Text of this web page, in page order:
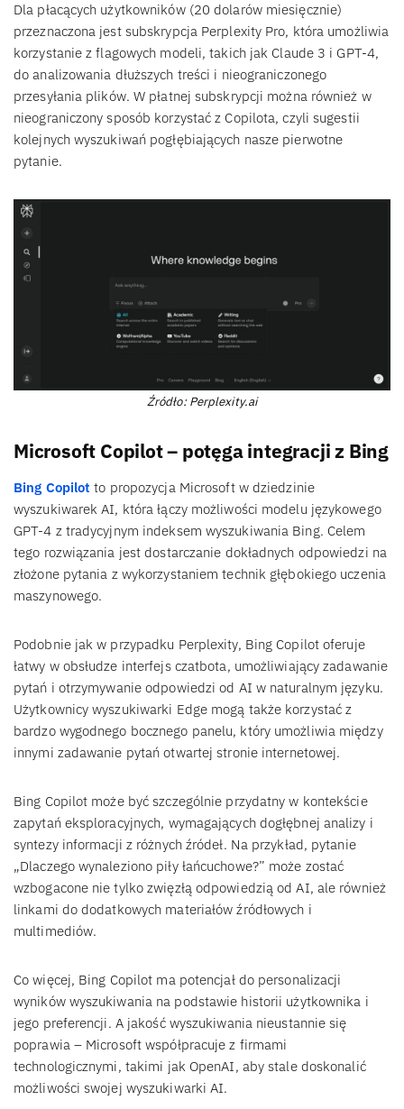
Dla płacących użytkowników (20 dolarów miesięcznie)
przeznaczona jest subskrypcja Perplexity Pro, która umożliwia
korzystanie z flagowych modeli, takich jak Claude 3 i GPT-4,
do analizowania dłuższych treści i nieograniczonego
przesyłania plików. W płatnej subskrypcji można również w
nieograniczony sposób korzystać z Copilota, czyli sugestii
kolejnych wyszukiwań pogłębiających nasze pierwotne
pytanie.
Źródło: Perplexity.ai
Microsoft Copilot – potęga integracji z Bing
Bing Copilot to propozycja Microsoft w dziedzinie
wyszukiwarek AI, która łączy możliwości modelu językowego
GPT-4 z tradycyjnym indeksem wyszukiwania Bing. Celem
tego rozwiązania jest dostarczanie dokładnych odpowiedzi na
złożone pytania z wykorzystaniem technik głębokiego uczenia
maszynowego.
Podobnie jak w przypadku Perplexity, Bing Copilot oferuje
łatwy w obsłudze interfejs czatbota, umożliwiający zadawanie
pytań i otrzymywanie odpowiedzi od AI w naturalnym języku.
Użytkownicy wyszukiwarki Edge mogą także korzystać z
bardzo wygodnego bocznego panelu, który umożliwia między
innymi zadawanie pytań otwartej stronie internetowej.
Bing Copilot może być szczególnie przydatny w kontekście
zapytań eksploracyjnych, wymagających dogłębnej analizy i
syntezy informacji z różnych źródeł. Na przykład, pytanie
„Dlaczego wynaleziono piły łańcuchowe?” może zostać
wzbogacone nie tylko zwięzłą odpowiedzią od AI, ale również
linkami do dodatkowych materiałów źródłowych i
multimediów.
Co więcej, Bing Copilot ma potencjał do personalizacji
wyników wyszukiwania na podstawie historii użytkownika i
jego preferencji. A jakość wyszukiwania nieustannie się
poprawia – Microsoft współpracuje z firmami
technologicznymi, takimi jak OpenAI, aby stale doskonalić
możliwości swojej wyszukiwarki AI.